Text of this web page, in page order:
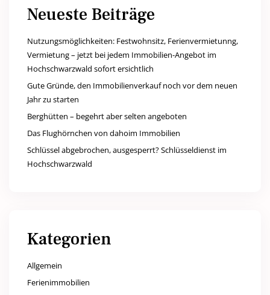
Neueste Beiträge
Nutzungsmöglichkeiten: Festwohnsitz, Ferienvermietunng,
Vermietung – jetzt bei jedem Immobilien-Angebot im
Hochschwarzwald sofort ersichtlich
Gute Gründe, den Immobilienverkauf noch vor dem neuen
Jahr zu starten
Berghütten – begehrt aber selten angeboten
Das Flughörnchen von dahoim Immobilien
Schlüssel abgebrochen, ausgesperrt? Schlüsseldienst im
Hochschwarzwald
Kategorien
Allgemein
Ferienimmobilien